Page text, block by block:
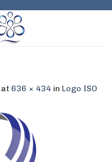
at 636 × 434 in Logo ISO